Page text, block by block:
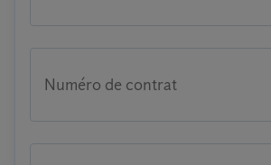
Numéro de contrat